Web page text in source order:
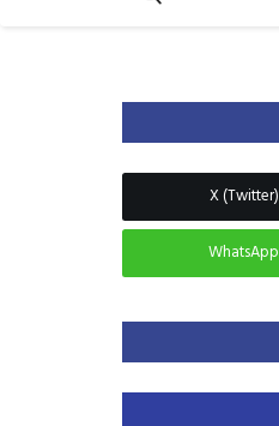
X (Twitter)
WhatsApp